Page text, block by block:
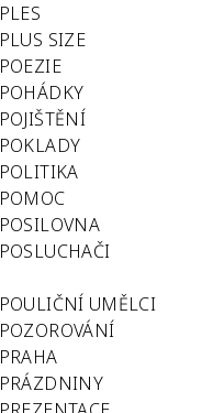
PLES
PLUS SIZE
POEZIE
POHÁDKY
POJIŠTĚNÍ
POKLADY
POLITIKA
POMOC
POSILOVNA
POSLUCHAČI
POULIČNÍ UMĚLCI
POZOROVÁNÍ
PRAHA
PRÁZDNINY